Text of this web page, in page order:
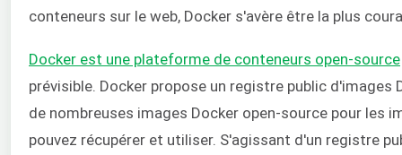
conteneurs sur le web, Docker s'avère être la plus
Docker est une plateforme de conteneurs open-source
prévisible. Docker propose un registre public d'images
de nombreuses images Docker open-source pour les
pouvez récupérer et utiliser. S'agissant d'un registre